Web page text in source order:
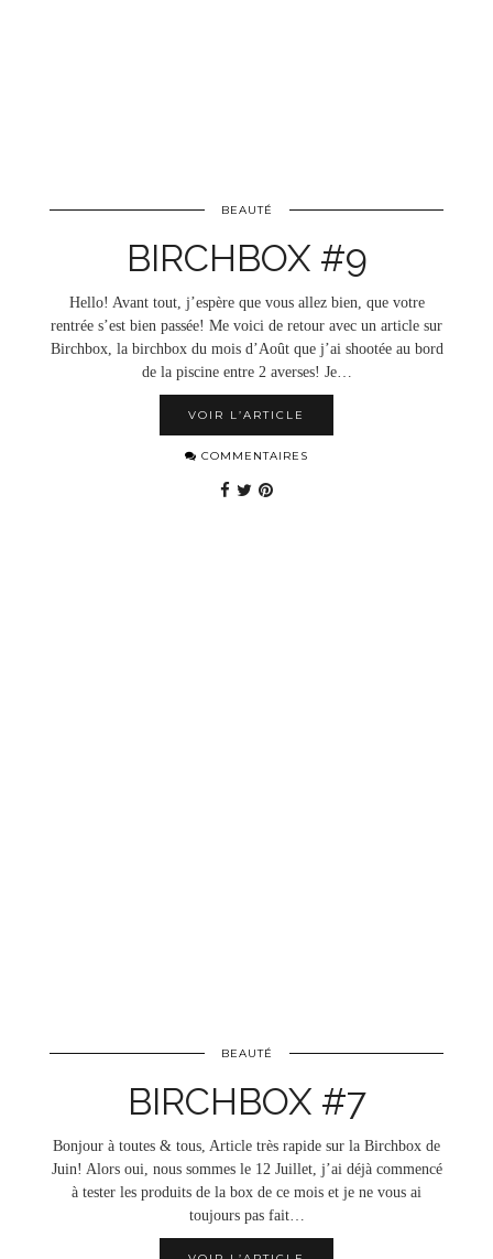
BEAUTÉ
BIRCHBOX #9
Hello! Avant tout, j’espère que vous allez bien, que votre
rentrée s’est bien passée! Me voici de retour avec un article sur
Birchbox, la birchbox du mois d’Août que j’ai shootée au bord
de la piscine entre 2 averses! Je…
VOIR L’ARTICLE
COMMENTAIRES
BEAUTÉ
BIRCHBOX #7
Bonjour à toutes & tous, Article très rapide sur la Birchbox de
Juin! Alors oui, nous sommes le 12 Juillet, j’ai déjà commencé
à tester les produits de la box de ce mois et je ne vous ai
toujours pas fait…